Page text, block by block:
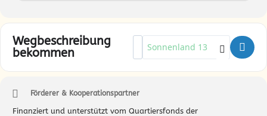
Wegbeschreibung
bekommen
Address - Sonnenland Salon –
Destination Address -
Förderer & Kooperationspartner
Finanziert und unterstützt vom Quartiersfonds der